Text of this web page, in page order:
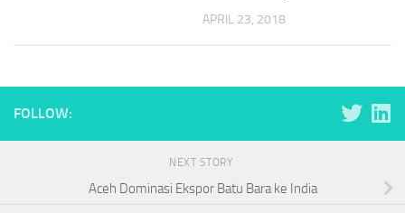
APRIL 23, 2018
FOLLOW:
NEXT STORY
Aceh Dominasi Ekspor Batu Bara ke India